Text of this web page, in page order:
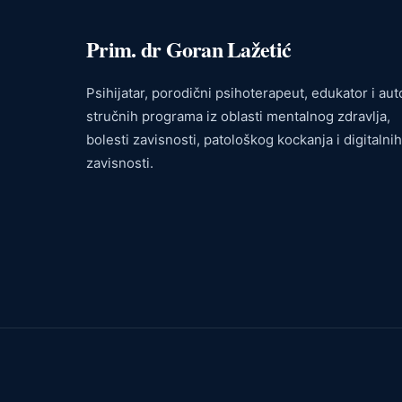
Prim. dr Goran Lažetić
Psihijatar, porodični psihoterapeut, edukator i
stručnih programa iz oblasti mentalnog zdravlja,
bolesti zavisnosti, patološkog kockanja i digitalnih
zavisnosti.